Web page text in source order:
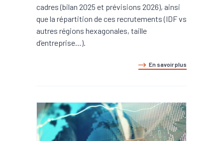
cadres (bilan 2025 et prévisions 2026), ainsi
que la répartition de ces recrutements (IDF vs
autres régions hexagonales, taille
d’entreprise…).
En savoir plus